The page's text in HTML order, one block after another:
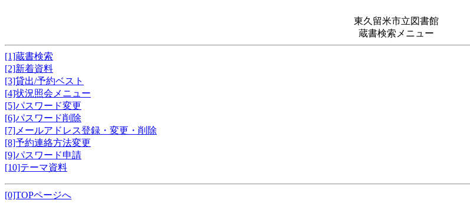
東久留米市立図書館
蔵書検索メニュー
[1]蔵書検索
[2]新着資料
[3]貸出/予約ベスト
[4]状況照会メニュー
[5]パスワード変更
[6]パスワード削除
[7]メールアドレス登録・変更・削除
[8]予約連絡方法変更
[9]パスワード申請
[10]テーマ資料
[0]TOPページへ